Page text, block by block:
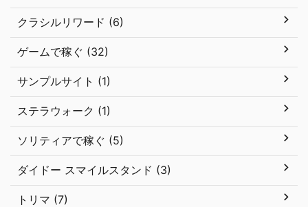
クラシルリワード (6)
ゲームで稼ぐ (32)
サンプルサイト (1)
ステラウォーク (1)
ソリティアで稼ぐ (5)
ダイドー スマイルスタンド (3)
トリマ (7)